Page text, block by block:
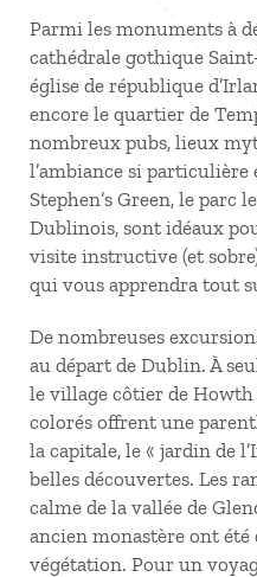
Parmi les monuments à
cathédrale gothique
église de république
encore le quartier de
nombreux pubs, lieux
l’ambiance si particulière
Stephen’s Green, le parc
Dublinois, sont idéaux
visite instructive (et
qui vous apprendra tout
De nombreuses
au départ de Dublin. À
le village côtier de
colorés offrent une
la capitale, le « jardin de
belles découvertes. Les
calme de la vallée de
ancien monastère ont
végétation. Pour un